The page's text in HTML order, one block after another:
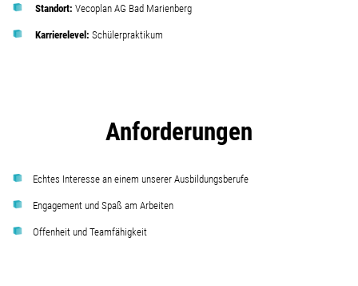
Standort: Vecoplan AG Bad Marienberg
Karrierelevel: Schülerpraktikum
Anforderungen
Echtes Interesse an einem unserer Ausbildungsberufe
Engagement und Spaß am Arbeiten
Offenheit und Teamfähigkeit